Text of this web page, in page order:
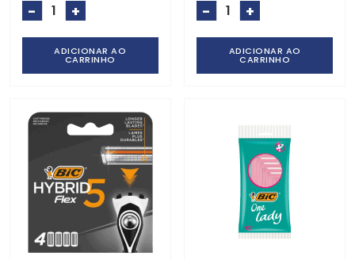
- +
ADICIONAR AO
CARRINHO
- +
ADICIONAR AO
CARRINHO